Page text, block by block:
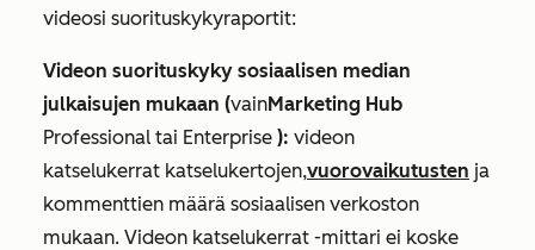
videosi suorituskykyraportit:
Videon suorituskyky sosiaalisen median
julkaisujen mukaan (vainMarketing Hub
Professional tai Enterprise ): videon
katselukerrat katselukertojen,vuorovaikutusten ja
kommenttien määrä sosiaalisen verkoston
mukaan. Videon katselukerrat -mittari ei koske